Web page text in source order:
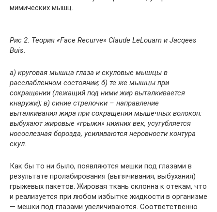
мимических мышц.
Рис 2. Теория «Face Recurve» Claude LeLouarn и Jacqees
Buis.
а) круговая мышца глаза и скуловые мышцы в
расслабленном состоянии; б) те же мышцы при
сокращении (лежащий под ними жир выталкивается
кнаружи); в) синие стрелочки – направление
выталкивания жира при сокращении мышечных волокон:
выбухают жировые «грыжи» нижних век, усугубляется
носослезная борозда, усиливаются неровности контура
скул.
Как бы то ни было, появляются мешки под глазами в
результате пролабирования (выпячивания, выбухания)
грыжевых пакетов. Жировая ткань склонна к отекам, что
и реализуется при любом избытке жидкости в организме
— мешки под глазами увеличиваются. Соответственно